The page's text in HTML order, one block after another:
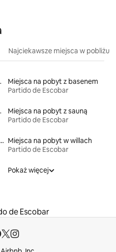
Najciekawsze miejsca w pobliżu
Miejsca na pobyt z basenem
Partido de Escobar
condo
Miejsca na pobyt z sauną
Partido de Escobar
ze zwierzętami Miejsca na pobyt w willach
Partido de Escobar
Pokaż więcej
de Escobar